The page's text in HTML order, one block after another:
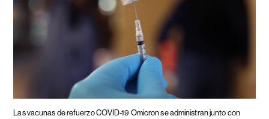
Las vacunas de refuerzo COVID-19 Omicron se administran junto con